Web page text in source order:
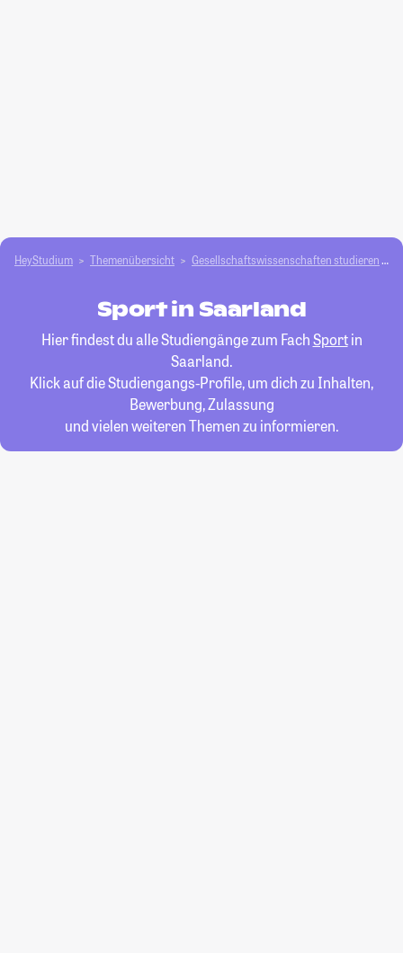
HeyStudium Themenübersicht Gesellschafts­­wissenschaften studieren
Sport in Saarland
Hier findest du alle Studiengänge zum FachSportin
Saarland.
Klick auf die Studiengangs-Profile, um dich zu Inhalten,
Bewerbung, Zulassung
und vielen weiteren Themen zu informieren.